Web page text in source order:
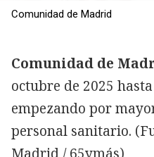
Comunidad de Madrid
Comunidad de
octubre de 2025
empezando por
personal sanitario.